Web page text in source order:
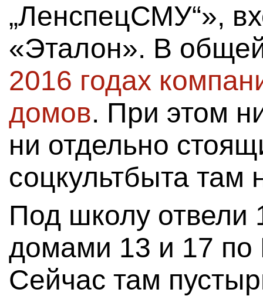
„ЛенспецСМУ“»,
«Эталон». В
2016 годах
домов. При этом
ни отдельно
соцкультбыта там
Под школу отвели
домами 13 и 17 по
Сейчас там